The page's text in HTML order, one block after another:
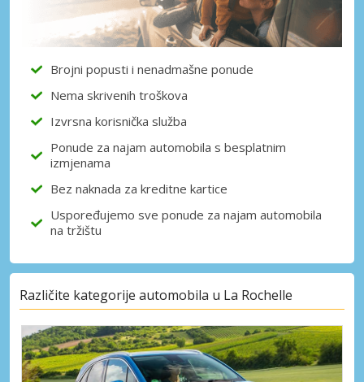
Brojni popusti i nenadmašne ponude
Nema skrivenih troškova
Izvrsna korisnička služba
Ponude za najam automobila s besplatnim
izmjenama
Bez naknada za kreditne kartice
Uspoređujemo sve ponude za najam automobila
na tržištu
Različite kategorije automobila u La Rochelle